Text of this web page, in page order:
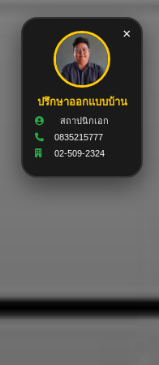
×
ปรึกษาออกแบบบ้าน
สถาปนิกเอก
0835215777
02-509-2324